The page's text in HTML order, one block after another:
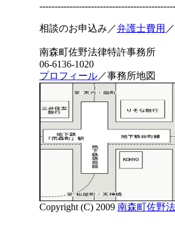
相談のお申込み／弁護士費用
南森町佐野法律特許事務所
06-6136-1020
プロフィール／事務所地図
Copyright (C) 2009 南森町佐野